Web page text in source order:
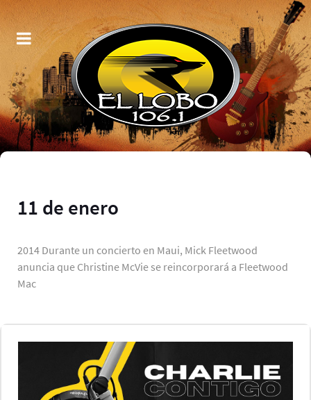
11 de enero
2014 Durante un concierto en Maui, Mick Fleetwood
anuncia que Christine McVie se reincorporará a Fleetwood
Mac